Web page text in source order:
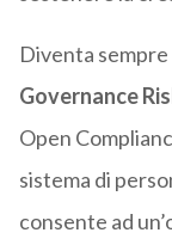
Diventa
Governance
Open
sistema di
consente ad